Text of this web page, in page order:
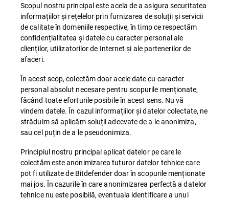
Scopul nostru principal este acela de a asigura securitatea
informațiilor și rețelelor prin furnizarea de soluții și servicii
de calitate în domeniile respective, în timp ce respectăm
confidențialitatea și datele cu caracter personal ale
clienților, utilizatorilor de Internet și ale partenerilor de
afaceri.
În acest scop, colectăm doar acele date cu caracter
personal absolut necesare pentru scopurile menționate,
făcând toate eforturile posibile în acest sens. Nu vă
vindem datele. În cazul informațiilor și datelor colectate, ne
străduim să aplicăm soluții adecvate de a le anonimiza,
sau cel puțin de a le pseudonimiza.
Principiul nostru principal aplicat datelor pe care le
colectăm este anonimizarea tuturor datelor tehnice care
pot fi utilizate de Bitdefender doar în scopurile menționate
mai jos. În cazurile în care anonimizarea perfectă a datelor
tehnice nu este posibilă, eventuala identificare a unui